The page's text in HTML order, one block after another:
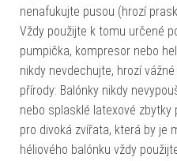
nenafukujte pusou (hrozí
Vždy použijte k tomu určené
pumpička, kompresor nebo
nikdy nevdechujte, hrozí
přírody: Balónky nikdy
nebo splasklé latexové
pro divoká zvířata, která by je
héliového balónku vždy